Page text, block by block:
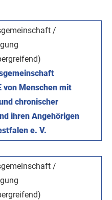
/
von Menschen mit
chronischer
ihren Angehörigen
e. V.
/